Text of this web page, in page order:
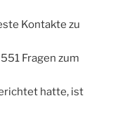
Kontakte zu
Fragen zum
hatte, ist